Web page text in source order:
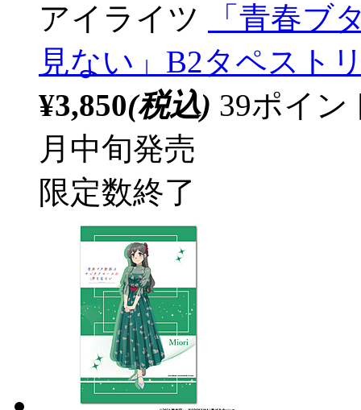
アイライツ
「青春ブ
見ない」B2タペスト
¥3,850(税込) 39ポイ
月中旬発売
限定数終了